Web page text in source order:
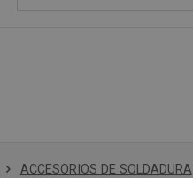
ACCESORIOS DE SOLDADURA